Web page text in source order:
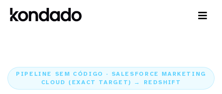
PIPELINE SEM CÓDIGO · SALESFORCE MARKETING
CLOUD (EXACT TARGET) → REDSHIFT